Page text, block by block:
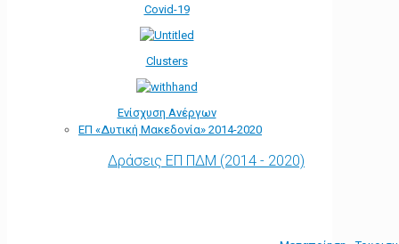
Covid-19
Clusters
Ενίσχυση Ανέργων
ΕΠ «Δυτική Μακεδονία» 2014-2020
Δράσεις ΕΠ ΠΔΜ (2014 - 2020)